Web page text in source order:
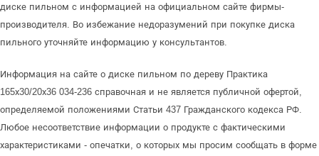
диске пильном с информацией на официальном сайте фирмы-
производителя. Во избежание недоразумений при покупке диска
пильного уточняйте информацию у консультантов.
Информация на сайте о диске пильном по дереву Практика
165х30/20х36 034-236 справочная и не является публичной офертой,
определяемой положениями Статьи 437 Гражданского кодекса РФ.
Любое несоответствие информации о продукте с фактическими
характеристиками - опечатки, о которых мы просим сообщать в форме